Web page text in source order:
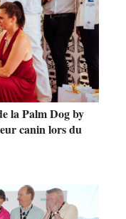
la Palm Dog by
canin lors du